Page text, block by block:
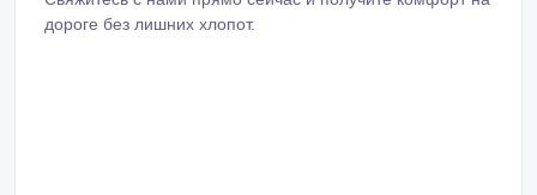
дороге без лишних хлопот.